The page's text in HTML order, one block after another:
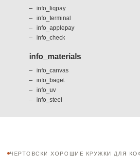
info_liqpay
info_terminal
info_applepay
info_check
info_materials
info_canvas
info_baget
info_uv
info_steel
ЧЕРТОВСКИ ХОРОШИЕ КРУЖКИ ДЛЯ